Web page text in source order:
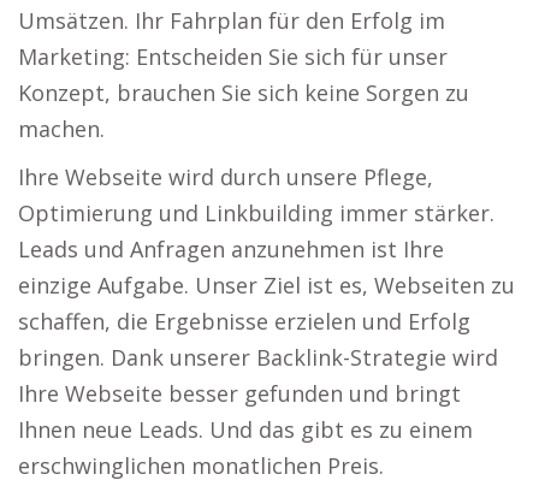
Umsätzen. Ihr Fahrplan für den Erfolg im
Marketing: Entscheiden Sie sich für unser
Konzept, brauchen Sie sich keine Sorgen zu
machen.
Ihre Webseite wird durch unsere Pflege,
Optimierung und Linkbuilding immer stärker.
Leads und Anfragen anzunehmen ist Ihre
einzige Aufgabe. Unser Ziel ist es, Webseiten zu
schaffen, die Ergebnisse erzielen und Erfolg
bringen. Dank unserer Backlink-Strategie wird
Ihre Webseite besser gefunden und bringt
Ihnen neue Leads. Und das gibt es zu einem
erschwinglichen monatlichen Preis.